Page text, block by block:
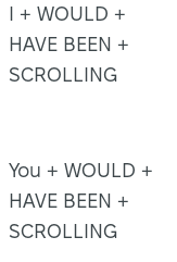
I + WOULD +
HAVE BEEN +
SCROLLING
You + WOULD +
HAVE BEEN +
SCROLLING